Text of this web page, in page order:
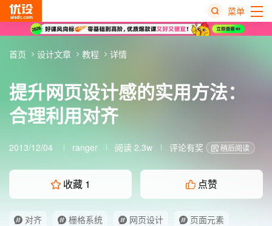
菜单
提升网页设计感的实用方法：
合理利用对齐
2013/12/04 ranger 阅读 2.3w 评论有奖 稍后阅读
收藏 1 点赞
对齐 栅格系统 网页设计 页面元素
首页 设计文章 教程 详情